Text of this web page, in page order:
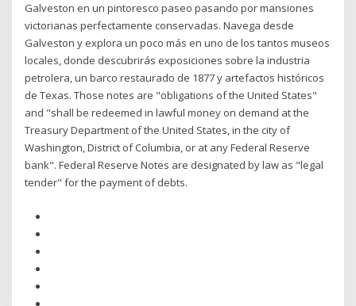
Galveston en un pintoresco paseo pasando por mansiones
victorianas perfectamente conservadas. Navega desde
Galveston y explora un poco más en uno de los tantos museos
locales, donde descubrirás exposiciones sobre la industria
petrolera, un barco restaurado de 1877 y artefactos históricos
de Texas. Those notes are "obligations of the United States"
and "shall be redeemed in lawful money on demand at the
Treasury Department of the United States, in the city of
Washington, District of Columbia, or at any Federal Reserve
bank". Federal Reserve Notes are designated by law as "legal
tender" for the payment of debts.